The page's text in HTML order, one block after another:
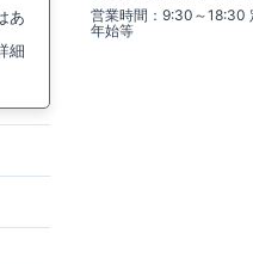
あ
細
営業時間：9:30～18:30
年始等